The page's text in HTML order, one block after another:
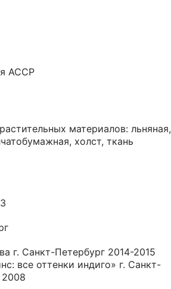
ACCP
материалов: льняная,
холст, ткань
г. Санкт-Петербург 2014-2015
все оттенки индиго» г. Санкт-
2008